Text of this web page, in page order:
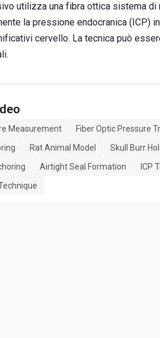
utilizza una fibra ottica sistema
la pressione endocranica (ICP)
cervello. La tecnica può
Measurement
Fiber Optic Pressure
Rat Animal Model
Skull Burr
Airtight Seal Formation
ICP